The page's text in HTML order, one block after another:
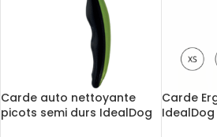
Carde auto nettoyante
picots semi durs IdealDog
Carde